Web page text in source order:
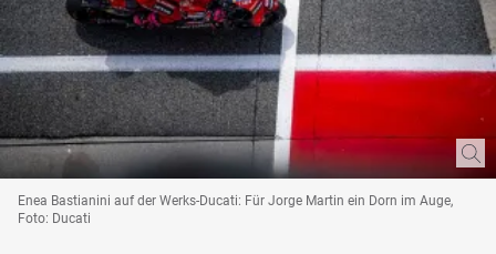
Enea Bastianini auf der Werks-Ducati: Für Jorge Martin ein Dorn im Auge,
Foto: Ducati